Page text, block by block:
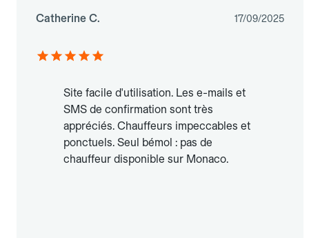
Catherine C. 17/09/2025
Site facile d'utilisation. Les e-mails et
SMS de confirmation sont très
appréciés. Chauffeurs impeccables et
ponctuels. Seul bémol : pas de
chauffeur disponible sur Monaco.